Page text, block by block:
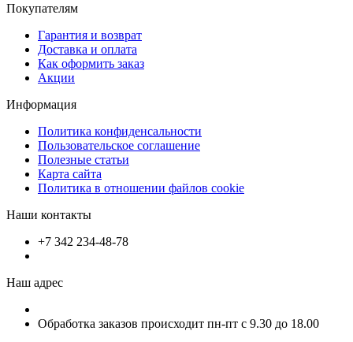
Покупателям
Гарантия и возврат
Доставка и оплата
Как оформить заказ
Акции
Информация
Политика конфиденсальности
Пользовательское соглашение
Полезные статьи
Карта сайта
Политика в отношении файлов cookie
Наши контакты
+7 342 234-48-78
Наш адрес
Обработка заказов происходит пн-пт с 9.30 до 18.00